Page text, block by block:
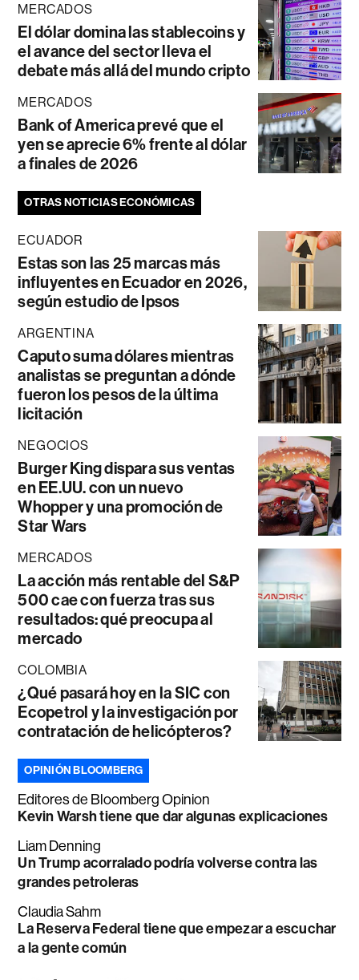
MERCADOS
El dólar domina las stablecoins y
el avance del sector lleva el
debate más allá del mundo cripto
MERCADOS
Bank of America prevé que el
yen se aprecie 6% frente al dólar
a finales de 2026
OTRAS NOTICIAS ECONÓMICAS
ECUADOR
Estas son las 25 marcas más
influyentes en Ecuador en 2026,
según estudio de Ipsos
ARGENTINA
Caputo suma dólares mientras
analistas se preguntan a dónde
fueron los pesos de la última
licitación
NEGOCIOS
Burger King dispara sus ventas
en EE.UU. con un nuevo
Whopper y una promoción de
Star Wars
MERCADOS
La acción más rentable del S&P
500 cae con fuerza tras sus
resultados: qué preocupa al
mercado
COLOMBIA
¿Qué pasará hoy en la SIC con
Ecopetrol y la investigación por
contratación de helicópteros?
OPINIÓN BLOOMBERG
Editores de Bloomberg Opinion
Kevin Warsh tiene que dar algunas explicaciones
Liam Denning
Un Trump acorralado podría volverse contra las
grandes petroleras
Claudia Sahm
La Reserva Federal tiene que empezar a escuchar
a la gente común